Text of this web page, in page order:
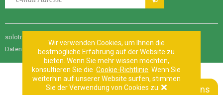
solotrampolino.it |
Datenschutzerklärung| Impressum | Website von:Dorst
Wir verwenden Cookies, um Ihnen die
bestmögliche Erfahrung auf der Website zu
bieten. Wenn Sie mehr wissen möchten,
konsultieren Sie dieCookie-Richtlinie Wenn Sie
weiterhin auf unserer Website surfen, stimmen
Sie der Verwendung von Cookies zu.Kontaktieren Sie uns